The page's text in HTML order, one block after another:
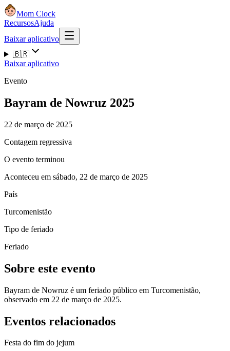
Mom Clock
RecursosAjuda
Baixar aplicativo
🇧🇷
Baixar aplicativo
Evento
Bayram de Nowruz 2025
22 de março de 2025
Contagem regressiva
O evento terminou
Aconteceu em sábado, 22 de março de 2025
País
Turcomenistão
Tipo de feriado
Feriado
Sobre este evento
Bayram de Nowruz é um feriado público em Turcomenistão,
observado em 22 de março de 2025.
Eventos relacionados
Festa do fim do jejum